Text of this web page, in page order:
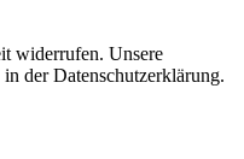
widerrufen. Unsere
der Datenschutzerklärung.